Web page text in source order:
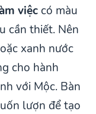
việc có màu
cần thiết. Nên
xanh nước
cho hành
với Mộc. Bàn
lượn để tạo